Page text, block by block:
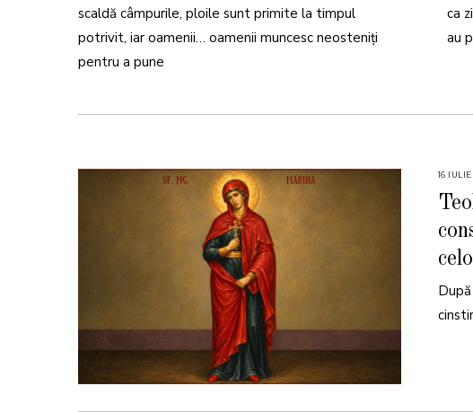
scaldă câmpurile, ploile sunt primite la timpul
potrivit, iar oamenii… oamenii muncesc neosteniți
pentru a pune
ca
au
16